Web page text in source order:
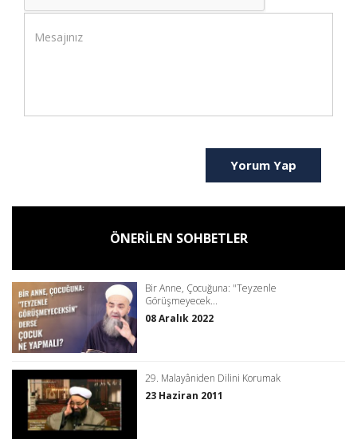
Yorum Yap
ÖNERİLEN SOHBETLER
Bir Anne, Çocuğuna: "Teyzenle
Görüşmeyecek...
08 Aralık 2022
29. Malayâniden Dilini Korumak
23 Haziran 2011